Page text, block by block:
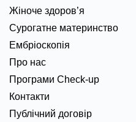
Жіноче здоров’я
Сурогатне материнство
Ембріоскопія
Про нас
Програми Check-up
Контакти
Публічний договір